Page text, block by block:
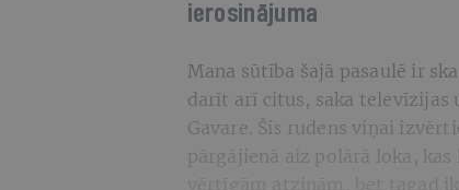
ierosinājuma
Mana sūtība šajā pasaulē ir
darīt arī citus, saka televīzijas
Gavare. Šis rudens viņai
pārgājienā aiz polārā loka,